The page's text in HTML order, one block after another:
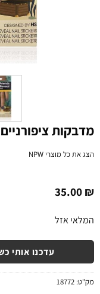
מדבקות
הצג את כל מוצריNPW
35.00₪
המלאי אזל
עדכנו אותי
מק"ט:18772